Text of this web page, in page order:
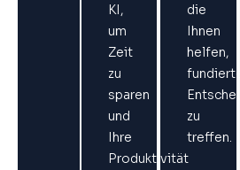
KI,
um
Zeit
zu
sparen
und
Ihre
Produktivität
die
Ihnen
helfen,
zu
treffen.